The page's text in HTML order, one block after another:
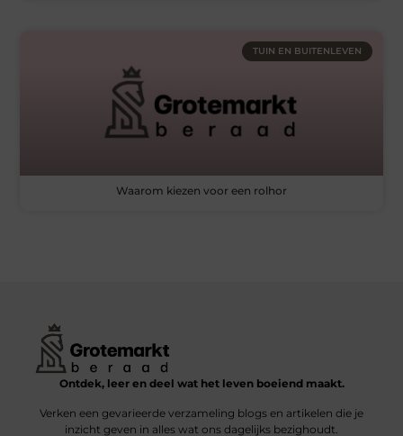
TUIN EN BUITENLEVEN
Waarom kiezen voor een rolhor
Ontdek, leer en deel wat het leven boeiend maakt.
Verken een gevarieerde verzameling blogs en artikelen die je
inzicht geven in alles wat ons dagelijks bezighoudt.